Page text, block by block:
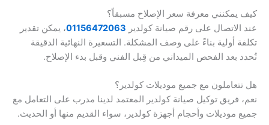
كيف يمكنني معرفة سعر الإصلاح مسبقاً؟
عند الاتصال على رقم صيانة كولدير 01156472063، يمكن تقدير
تكلفة أولية بناءً على وصف المشكلة. التسعيرة النهائية الدقيقة
تُحدد بعد الفحص الميداني من قِبل الفني وقبل بدء الإصلاح.
هل تتعاملون مع جميع موديلات كولدير؟
نعم، فريق توكيل صيانة كولدير المعتمد لدينا مدرب على التعامل مع
جميع موديلات وأحجام أجهزة كولدير، سواء القديم منها أو الحديث.